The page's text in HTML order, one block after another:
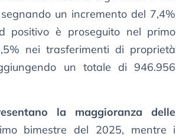
un incremento del 7,4%
positivo è proseguito nel primo
nei trasferimenti di proprietà
un totale di 946.956
la maggioranza delle
bimestre del 2025, mentre i